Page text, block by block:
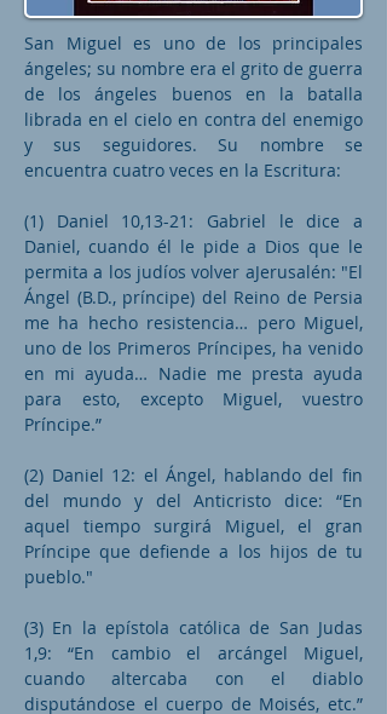
San Miguel es uno de los principales
ángeles; su nombre era el grito de guerra
de los ángeles buenos en la batalla
librada en el cielo en contra del enemigo
y sus seguidores. Su nombre se
encuentra cuatro veces en la Escritura:
(1) Daniel 10,13-21: Gabriel le dice a
Daniel, cuando él le pide a Dios que le
permita a los judíos volver aJerusalén: "El
Ángel (B.D., príncipe) del Reino de Persia
me ha hecho resistencia… pero Miguel,
uno de los Primeros Príncipes, ha venido
en mi ayuda… Nadie me presta ayuda
para esto, excepto Miguel, vuestro
Príncipe.”
(2) Daniel 12: el Ángel, hablando del fin
del mundo y del Anticristo dice: “En
aquel tiempo surgirá Miguel, el gran
Príncipe que defiende a los hijos de tu
pueblo."
(3) En la epístola católica de San Judas
1,9: “En cambio el arcángel Miguel,
cuando altercaba con el diablo
disputándose el cuerpo de Moisés, etc.”